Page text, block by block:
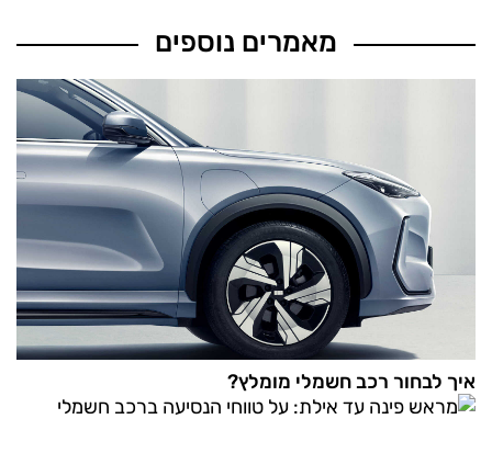
מאמרים נוספים
איך לבחור רכב חשמלי מומלץ?